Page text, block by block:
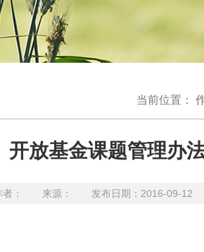
当前位置：
开放基金课题管理办
者： 来源： 发布日期：2016-09-12